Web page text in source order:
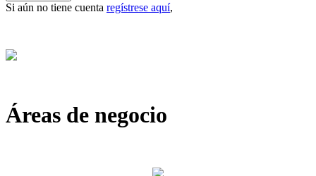
Si aún no tiene cuenta regístrese aquí,
Áreas de negocio